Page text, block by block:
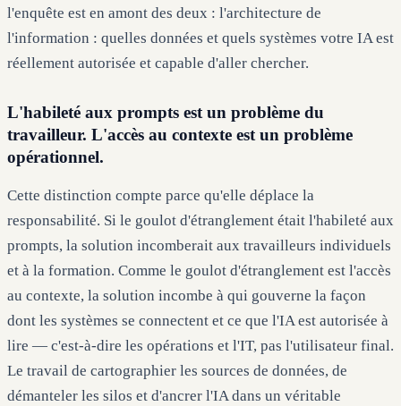
l'enquête est en amont des deux : l'architecture de
l'information : quelles données et quels systèmes votre IA est
réellement autorisée et capable d'aller chercher.
L'habileté aux prompts est un problème du
travailleur. L'accès au contexte est un problème
opérationnel.
Cette distinction compte parce qu'elle déplace la
responsabilité. Si le goulot d'étranglement était l'habileté aux
prompts, la solution incomberait aux travailleurs individuels
et à la formation. Comme le goulot d'étranglement est l'accès
au contexte, la solution incombe à qui gouverne la façon
dont les systèmes se connectent et ce que l'IA est autorisée à
lire — c'est-à-dire les opérations et l'IT, pas l'utilisateur final.
Le travail de cartographier les sources de données, de
démanteler les silos et d'ancrer l'IA dans un véritable